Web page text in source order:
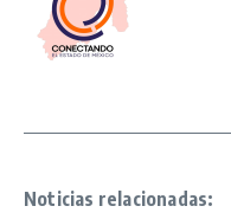
Noticias relacionadas: